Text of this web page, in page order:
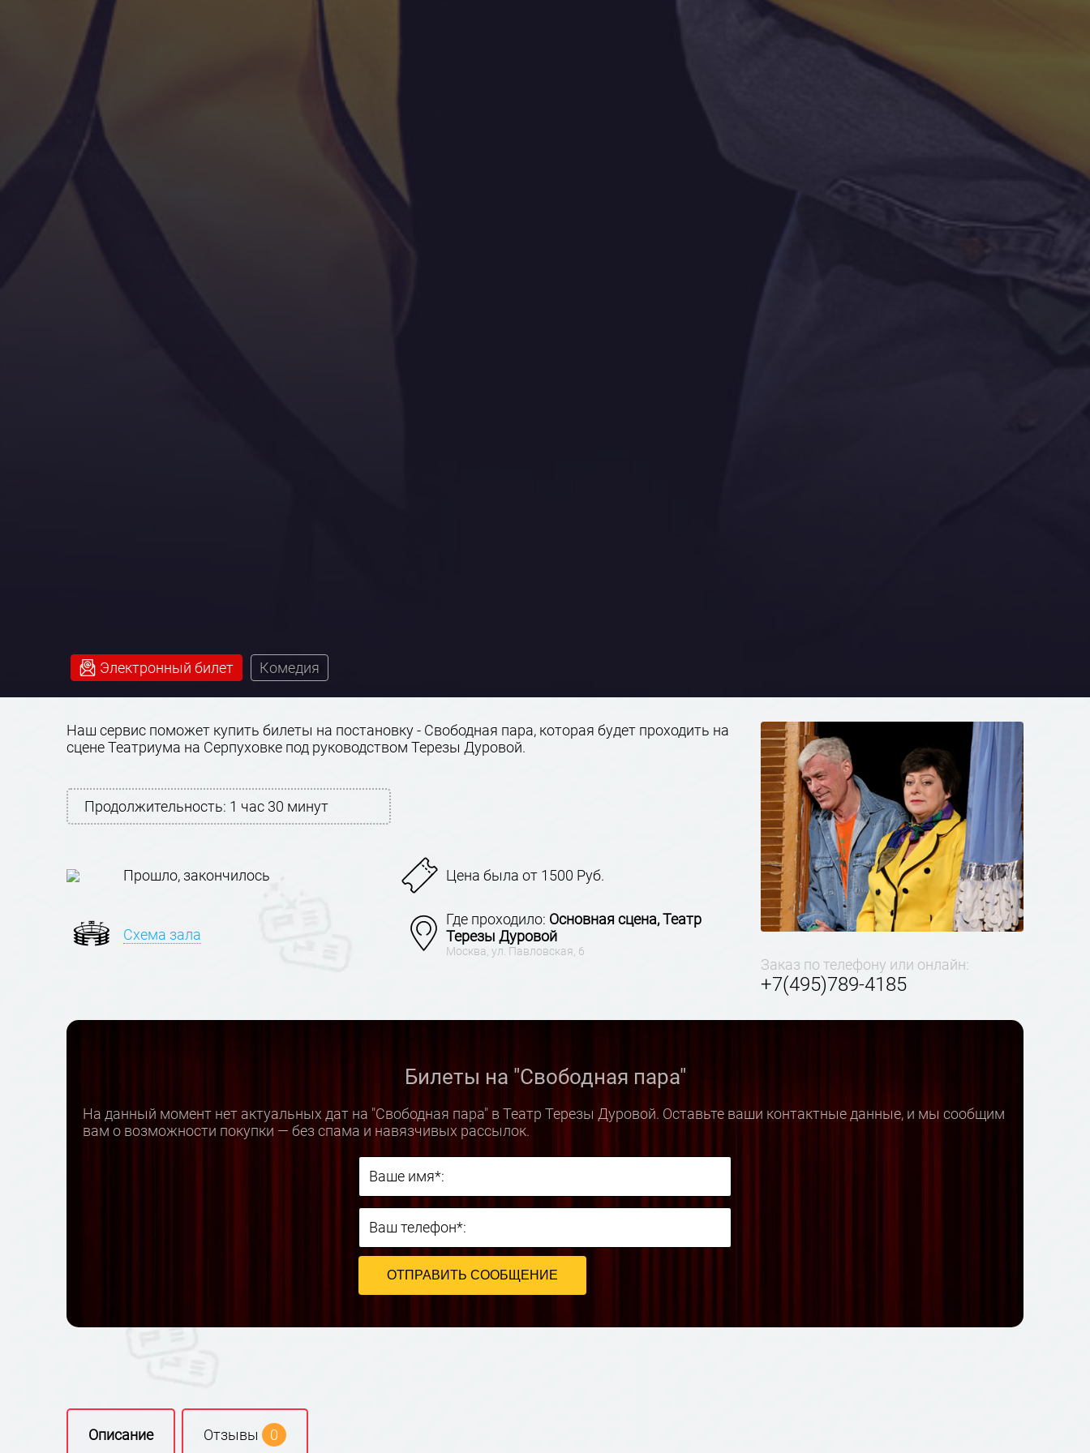
Электронный билет Комедия
Наш сервис поможет купить билеты на постановку - Свободная пара, которая будет проходить на
сцене Театриума на Серпуховке под руководством Терезы Дуровой.
Продолжительность: 1 час 30 минут
Прошло, закончилось Цена была от 1500 Руб.
Схема зала
Где проходило: Основная сцена, Театр
Терезы Дуровой
Москва, ул. Павловская, 6
Заказ по телефону или онлайн:
+7(495)789-4185
Билеты на "Свободная пара"
На данный момент нет актуальных дат на "Свободная пара" в Театр Терезы Дуровой. Оставьте ваши контактные данные, и мы сообщим
вам о возможности покупки — без спама и навязчивых рассылок.
Ваше имя*:
Ваш телефон*:
Описание Отзывы 0